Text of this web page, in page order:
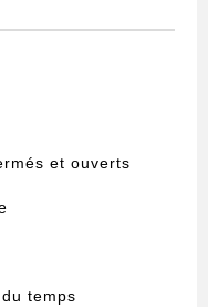
et ouverts
temps